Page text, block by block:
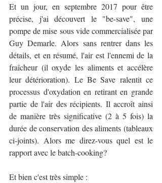
Et un jour, en septembre 2017 pour être
précise, j'ai découvert le "be-save", une
pompe de mise sous vide commercialisée par
Guy Demarle. Alors sans rentrer dans les
détails, et en résumé, l'air est l'ennemi de la
fraîcheur (il oxyde les aliments et accélère
leur détérioration). Le Be Save ralentit ce
processus d'oxydation en retirant en grande
partie de l'air des récipients. Il accroît ainsi
de manière très significative (2 à 5 fois) la
durée de conservation des aliments (tableaux
ci-joints). Alors me direz-vous quel est le
rapport avec le batch-cooking?
Et bien c'est très simple :